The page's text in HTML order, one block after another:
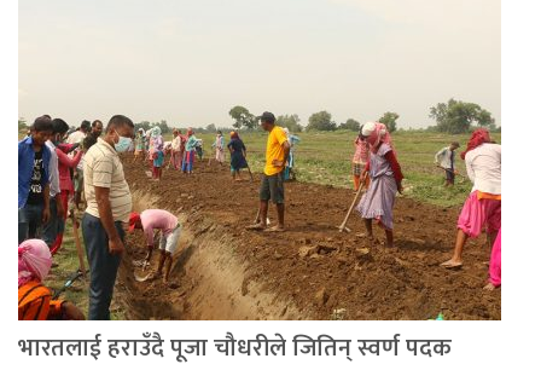
भारतलाई हराउँदै पूजा चौधरीले जितिन् स्वर्ण पदक